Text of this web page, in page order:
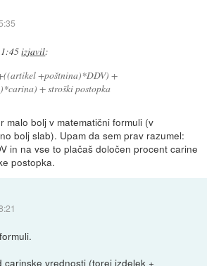
izjavil:
+poštnina)*DDV) +
+ stroški postopka
malo bolj v matematični formuli (v
bolj slab). Upam da sem prav razumel:
in na vse to plačaš določen procent carine
postopka.
vrednosti (torej izdelek +